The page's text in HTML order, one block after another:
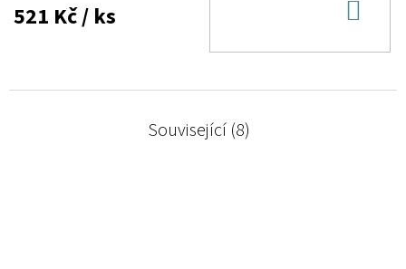
521 Kč/ ks
Související (8)